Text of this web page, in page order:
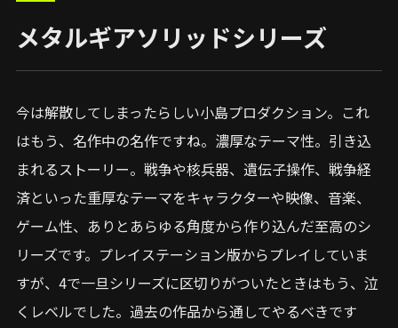
メタルギアソリッドシリーズ
今は解散してしまったらしい小島プロダクション。これ
はもう、名作中の名作ですね。濃厚なテーマ性。引き込
まれるストーリー。戦争や核兵器、遺伝子操作、戦争経
済といった重厚なテーマをキャラクターや映像、音楽、
ゲーム性、ありとあらゆる角度から作り込んだ至高のシ
リーズです。プレイステーション版からプレイしていま
すが、4で一旦シリーズに区切りがついたときはもう、泣
くレベルでした。過去の作品から通してやるべきです